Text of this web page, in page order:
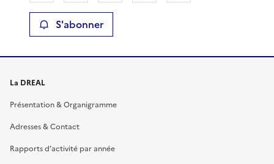
S'abonner
La DREAL
Présentation & Organigramme
Adresses & Contact
Rapports d’activité par année